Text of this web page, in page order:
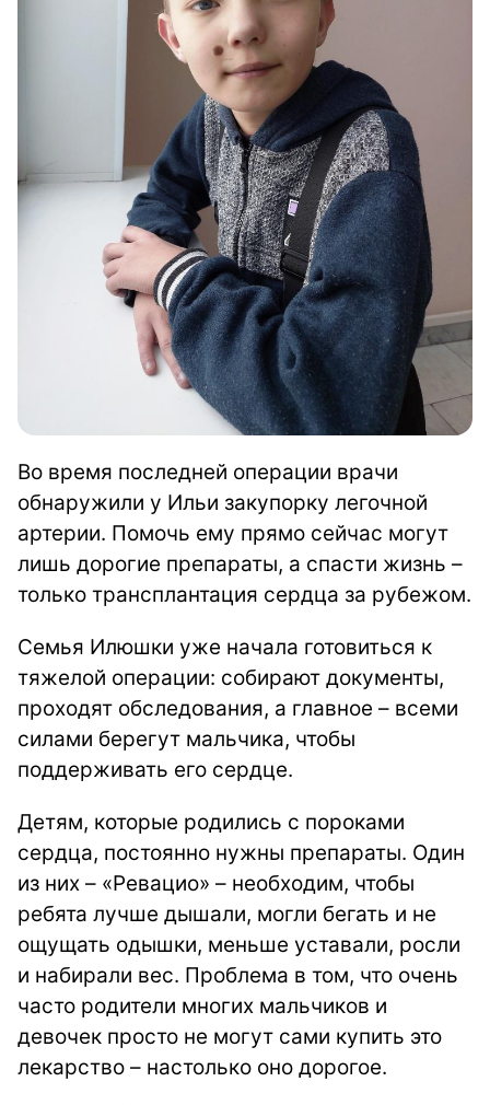
Во время последней операции врачи
обнаружили у Ильи закупорку легочной
артерии. Помочь ему прямо сейчас могут
лишь дорогие препараты, а спасти жизнь –
только трансплантация сердца за рубежом.
Семья Илюшки уже начала готовиться к
тяжелой операции: собирают документы,
проходят обследования, а главное – всеми
силами берегут мальчика, чтобы
поддерживать его сердце.
Детям, которые родились с пороками
сердца, постоянно нужны препараты. Один
из них – «Ревацио» – необходим, чтобы
ребята лучше дышали, могли бегать и не
ощущать одышки, меньше уставали, росли
и набирали вес. Проблема в том, что очень
часто родители многих мальчиков и
девочек просто не могут сами купить это
лекарство – настолько оно дорогое.